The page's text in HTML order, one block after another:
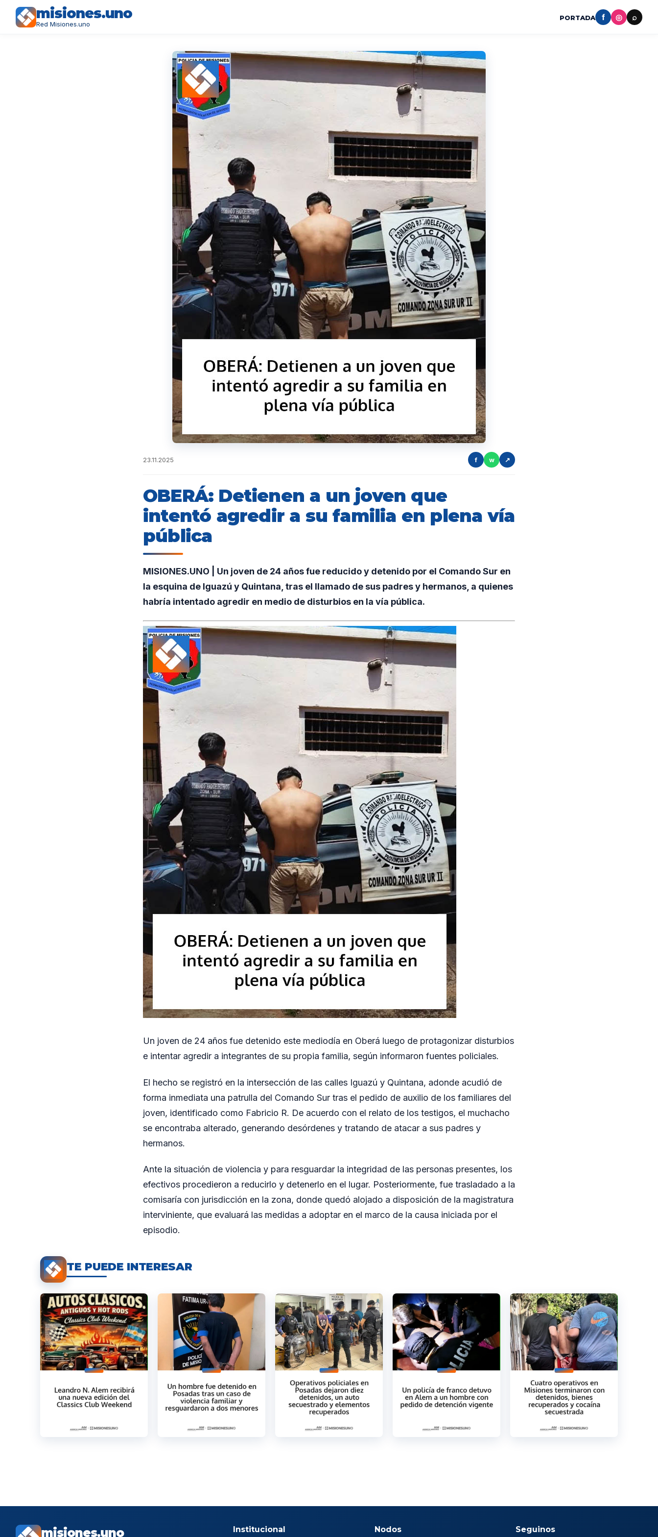
misiones.uno
Red Misiones.uno
PORTADA f ◎ ⌕
23.11.2025 f w ↗
OBERÁ: Detienen a un joven que
intentó agredir a su familia en plena vía
pública
MISIONES.UNO | Un joven de 24 años fue reducido y detenido por el Comando Sur en
la esquina de Iguazú y Quintana, tras el llamado de sus padres y hermanos, a quienes
habría intentado agredir en medio de disturbios en la vía pública.
Un joven de 24 años fue detenido este mediodía en Oberá luego de protagonizar disturbios
e intentar agredir a integrantes de su propia familia, según informaron fuentes policiales.
El hecho se registró en la intersección de las calles Iguazú y Quintana, adonde acudió de
forma inmediata una patrulla del Comando Sur tras el pedido de auxilio de los familiares del
joven, identificado como Fabricio R. De acuerdo con el relato de los testigos, el muchacho
se encontraba alterado, generando desórdenes y tratando de atacar a sus padres y
hermanos.
Ante la situación de violencia y para resguardar la integridad de las personas presentes, los
efectivos procedieron a reducirlo y detenerlo en el lugar. Posteriormente, fue trasladado a la
comisaría con jurisdicción en la zona, donde quedó alojado a disposición de la magistratura
interviniente, que evaluará las medidas a adoptar en el marco de la causa iniciada por el
episodio.
TE PUEDE INTERESAR
misiones.uno Institucional Nodos Seguinos